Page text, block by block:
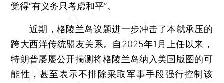
觉得“有义务只考虑和平”。
近期，格陵兰岛议题进一步冲击了本就承压的
跨大西洋传统盟友关系。自2025年1月上任以来，
特朗普屡屡公开揣测将格陵兰岛纳入美国版图的可
能性，甚至表示不排除采取军事手段强行控制该